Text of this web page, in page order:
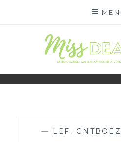
MISS
ONDERWEG NAAR LIEFDE,
— LEF ,